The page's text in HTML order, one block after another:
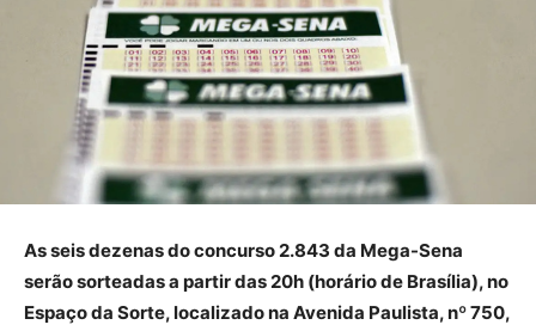
As seis dezenas do concurso 2.843 da Mega-Sena
serão sorteadas a partir das 20h (horário de Brasília), no
Espaço da Sorte, localizado na Avenida Paulista, nº 750,